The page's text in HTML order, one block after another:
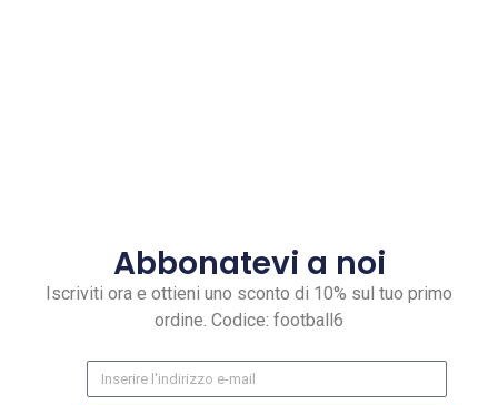
Abbonatevi a noi
Iscriviti ora e ottieni uno sconto di 10% sul tuo primo
ordine. Codice: football6